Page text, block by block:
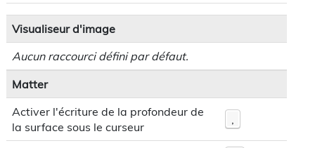
Visualiseur d'image
Aucun raccourci défini par défaut.
Matter
Activer l'écriture de la profondeur de
la surface sous le curseur